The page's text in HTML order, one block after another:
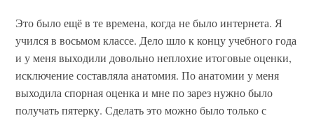
Это было ещё в те времена, когда не было интернета. Я
учился в восьмом классе. Дело шло к концу учебного года
и у меня выходили довольно неплохие итоговые оценки,
исключение составляла анатомия. По анатомии у меня
выходила спорная оценка и мне по зарез нужно было
получать пятерку. Сделать это можно было только с